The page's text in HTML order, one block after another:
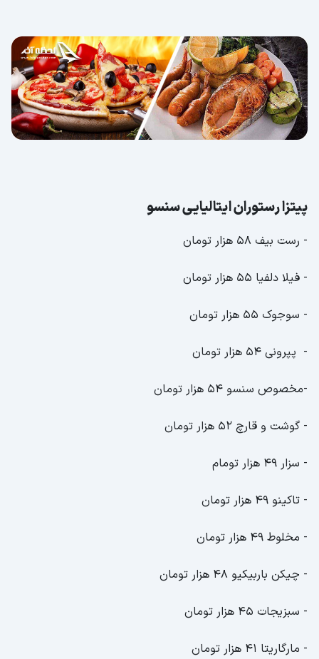
پیتزا رستوران ایتالیایی سنسو
- رست بیف 58 هزار تومان
- فیلا دلفیا 55 هزار تومان
- سوجوک 55 هزار تومان
- پپرونی 54 هزار تومان
-مخصوص سنسو 54 هزار تومان
- گوشت و قارچ 52 هزار تومان
- سزار 49 هزار تومام
- تاکینو 49 هزار تومان
- مخلوط 49 هزار تومان
- چیکن باربیکیو 48 هزار تومان
- سبزیجات 45 هزار تومان
- مارگاریتا 41 هزار تومان